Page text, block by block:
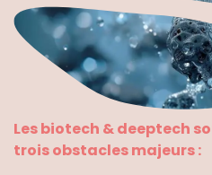
Les biotech & deeptech
trois obstacles majeurs :